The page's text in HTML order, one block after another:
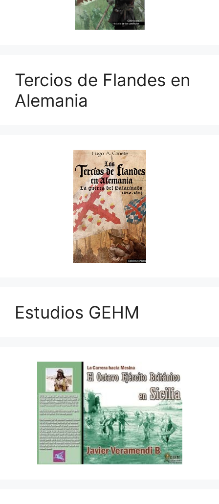
Tercios de Flandes en
Alemania
Estudios GEHM